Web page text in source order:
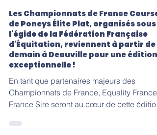
il y a 2 jours
Les Championnats de France
de Poneys Élite Plat, organisés sous
l'égide de la Fédération Française
d'Équitation, reviennent à partir de
demain à Deauville pour une édition
exceptionnelle !
En tant que partenaires majeurs des